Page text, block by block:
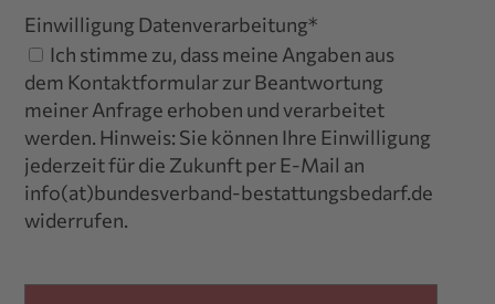
Einwilligung Datenverarbeitung*
dem Kontaktformular zur Beantwortung
meiner Anfrage erhoben und verarbeitet
werden. Hinweis: Sie können Ihre Einwilligung
jederzeit für die Zukunft per E-Mail an
info(at)bundesverband-bestattungsbedarf.de
widerrufen.